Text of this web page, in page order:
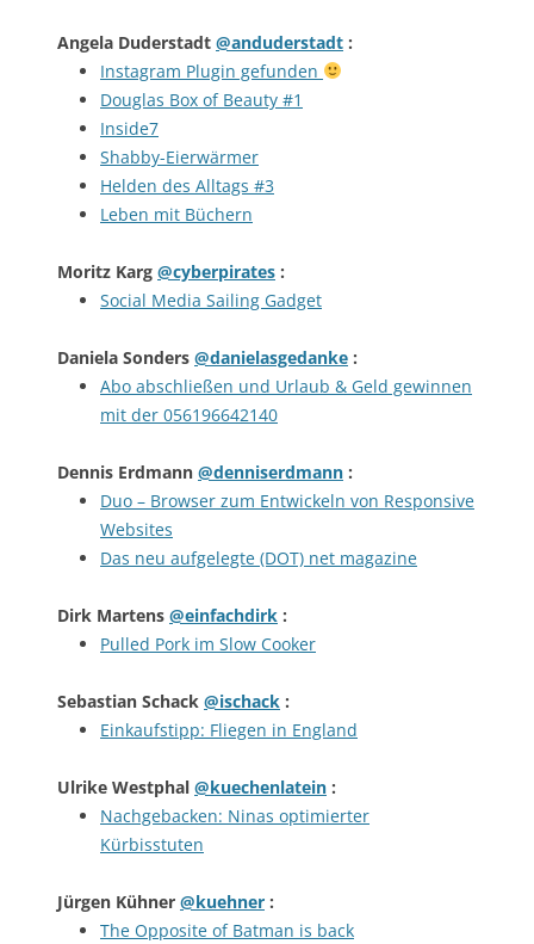
Angela Duderstadt @anduderstadt :
Instagram Plugin gefunden
Douglas Box of Beauty #1
Inside7
Shabby-Eierwärmer
Helden des Alltags #3
Leben mit Büchern
Moritz Karg @cyberpirates :
Social Media Sailing Gadget
Daniela Sonders @danielasgedanke :
Abo abschließen und Urlaub & Geld gewinnen
mit der 056196642140
Dennis Erdmann @denniserdmann :
Duo – Browser zum Entwickeln von Responsive
Websites
Das neu aufgelegte (DOT) net magazine
Dirk Martens @einfachdirk :
Pulled Pork im Slow Cooker
Sebastian Schack @ischack :
Einkaufstipp: Fliegen in England
Ulrike Westphal @kuechenlatein :
Nachgebacken: Ninas optimierter
Kürbisstuten
Jürgen Kühner @kuehner :
The Opposite of Batman is back